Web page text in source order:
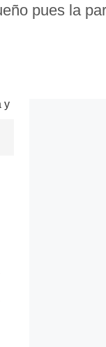
pues la